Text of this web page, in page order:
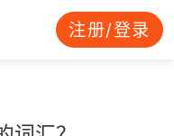
注册/登录